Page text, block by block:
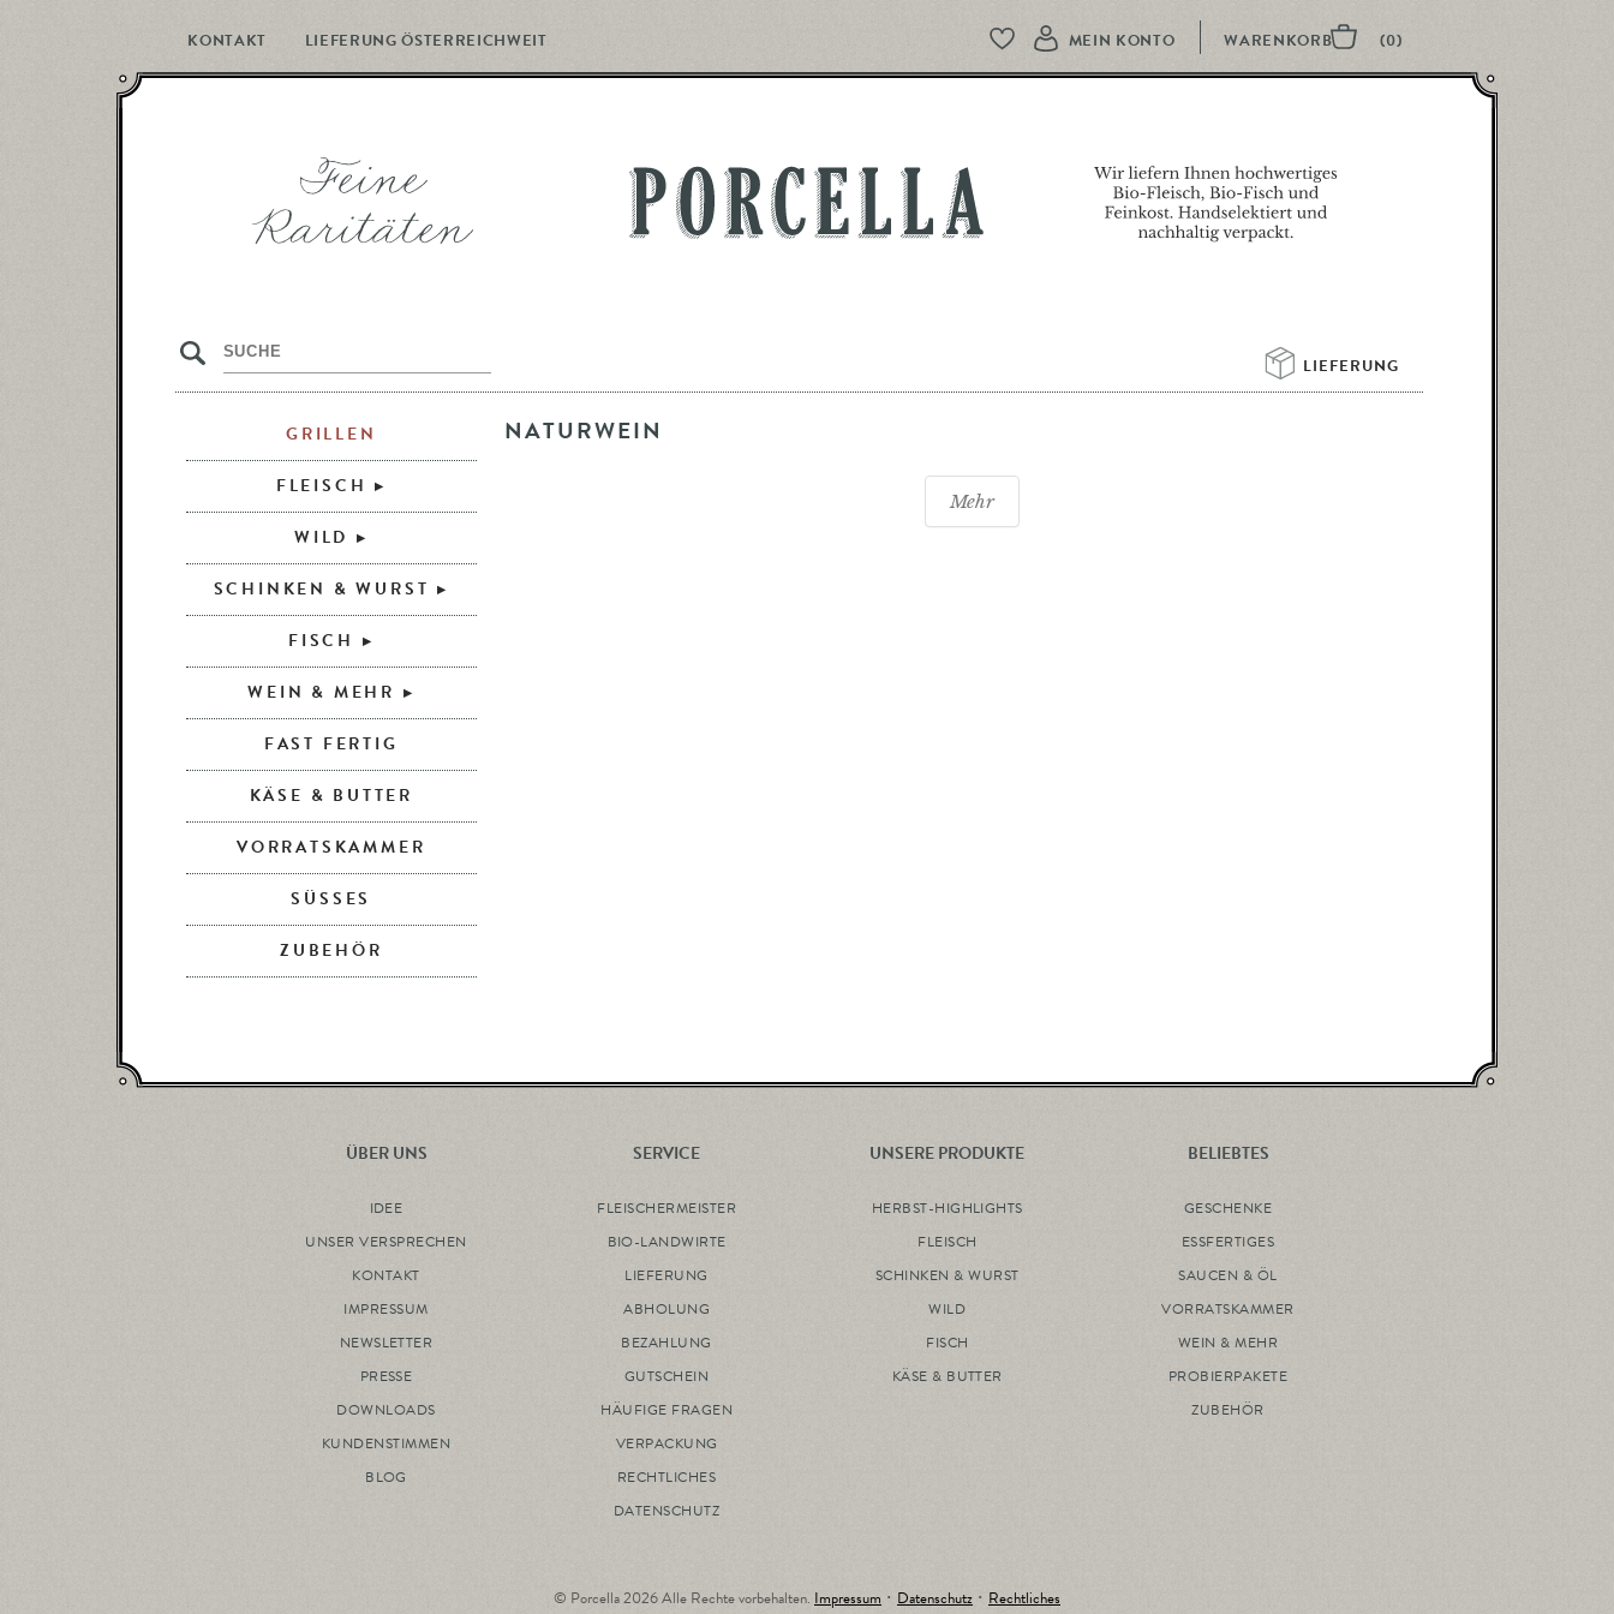
KONTAKT LIEFERUNG ÖSTERREICHWEIT
PORCELLA
MEIN KONTO
LIEFERUNG
s
NATURWEIN
Mehr
GRILLEN
FLEISCH
WILD
SCHINKEN & WURST
FISCH
WEIN & MEHR
FAST FERTIG
KÄSE & BUTTER
VORRATSKAMMER
SÜSSES
ZUBEHÖR
ÜBER UNS
IDEE
UNSER VERSPRECHEN
KONTAKT
IMPRESSUM
NEWSLETTER
PRESSE
DOWNLOADS
KUNDENSTIMMEN
BLOG
SERVICE
FLEISCHERMEISTER
BIO-LANDWIRTE
LIEFERUNG
ABHOLUNG
BEZAHLUNG
GUTSCHEIN
HÄUFIGE FRAGEN
VERPACKUNG
RECHTLICHES
DATENSCHUTZ
UNSERE PRODUKTE
HERBST-HIGHLIGHTS
FLEISCH
SCHINKEN & WURST
WILD
FISCH
KÄSE & BUTTER
BELIEBTES
GESCHENKE
ESSFERTIGES
SAUCEN & ÖL
VORRATSKAMMER
WEIN & MEHR
PROBIERPAKETE
ZUBEHÖR
© Porcella 2026 Alle Rechte vorbehalten. Impressum ･ Datenschutz ･ Rechtliches